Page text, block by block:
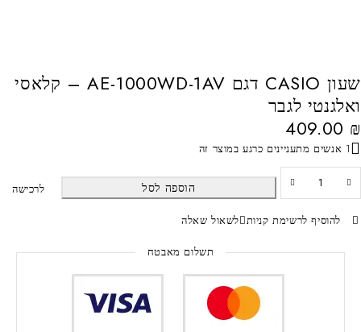
שעון CASIO דגם AE-1000WD-1AV – קלאסי
ואלגנטי לגבר
409.00 ₪
1 אנשים מתעניינים כרגע במוצר זה
הוספה לסל לרכישה
להוסיף לרשימת קניות לשאול שאלה
תשלום מאבטח